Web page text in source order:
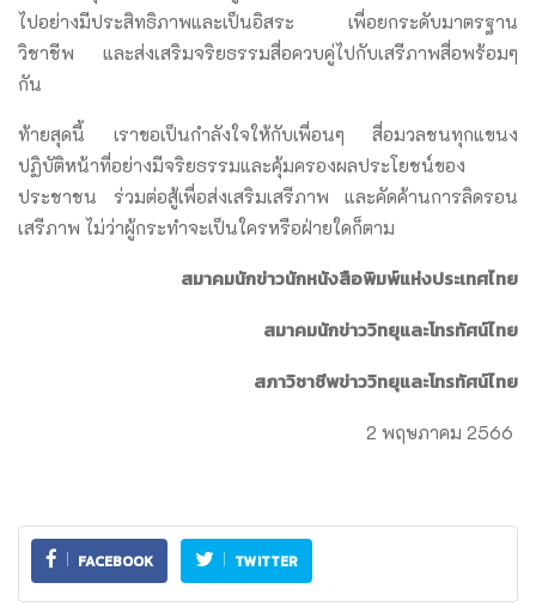
ไปอย่างมีประสิทธิภาพและเป็นอิสระ เพื่อยกระดับมาตรฐาน
วิชาชีพ และส่งเสริมจริยธรรมสื่อควบคู่ไปกับเสรีภาพสื่อพร้อมๆ
กัน
ท้ายสุดนี้ เราขอเป็นกำลังใจให้กับเพื่อนๆ สื่อมวลชนทุกแขนง
ปฏิบัติหน้าที่อย่างมีจริยธรรมและคุ้มครองผลประโยชน์ของ
ประชาชน ร่วมต่อสู้เพื่อส่งเสริมเสรีภาพ และคัดค้านการลิดรอน
เสรีภาพ ไม่ว่าผู้กระทำจะเป็นใครหรือฝ่ายใดก็ตาม
สมาคมนักข่าวนักหนังสือพิมพ์แห่งประเทศไทย
สมาคมนักข่าววิทยุและโทรทัศน์ไทย
สภาวิชาชีพข่าววิทยุและโทรทัศน์ไทย
2 พฤษภาคม 2566
FACEBOOK TWITTER